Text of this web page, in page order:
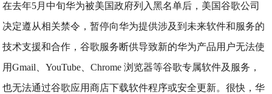
在去年5月中旬华为被美国政府列入黑名单后，美国谷歌公司
决定遵从相关禁令，暂停向华为提供涉及到未来软件和服务的
技术支援和合作，谷歌服务断供导致新的华为产品用户无法使
用Gmail、YouTube、Chrome 浏览器等谷歌专属软件及服务，
也无法通过谷歌应用商店下载软件程序或安全更新。很快，华